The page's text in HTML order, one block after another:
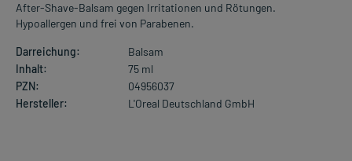
After-Shave-Balsam gegen Irritationen und Rötungen.
Hypoallergen und frei von Parabenen.
Darreichung:
Balsam
Inhalt:
75 ml
PZN:
04956037
Hersteller:
L'Oreal Deutschland GmbH